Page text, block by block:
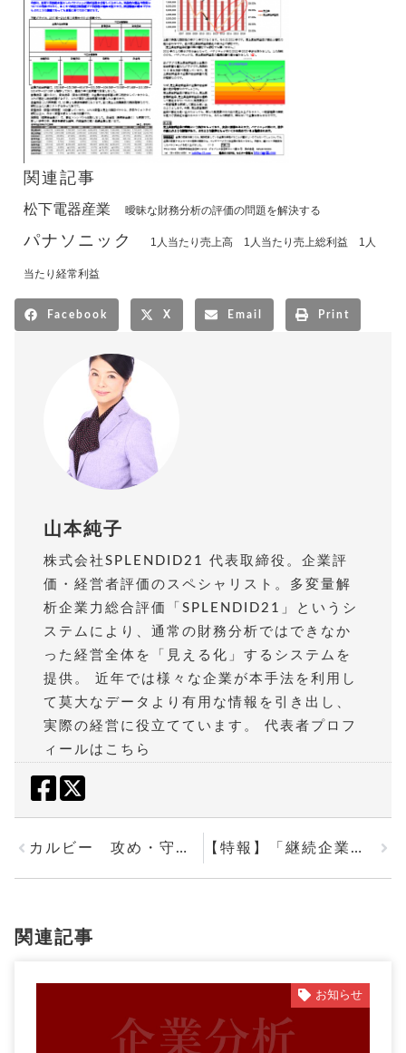
関連記事
松下電器産業 曖昧な財務分析の評価の問題を解決する
パナソニック 1人当たり売上高 1人当たり売上総利益 1人
当たり経常利益
Facebook X Email Print
山本純子
株式会社SPLENDID21 代表取締役。企業評
価・経営者評価のスペシャリスト。多変量解
析企業力総合評価「SPLENDID21」というシ
ステムにより、通常の財務分析ではできなか
った経営全体を「見える化」するシステムを
提供。 近年では様々な企業が本手法を利用し
て莫大なデータより有用な情報を引き出し、
実際の経営に役立てています。 代表者プロフ
ィールはこちら
カルビー 攻め・守りに強い理由 経常利益・総資産・売上高・従業員の増加割合の関係性 【特報】「継続企業の前提（ゴーイングコンサーン）に関する注記」の東芝の分析
関連記事
お知らせ